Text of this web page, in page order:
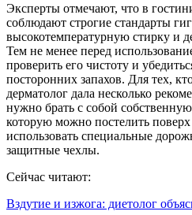
Эксперты отмечают, что в
соблюдают строгие стандарты
высокотемпературную стирку и
Тем не менее перед
проверить его чистоту и
посторонних запахов. Для тех,
дерматолог дала несколько
нужно брать с собой
которую можно постелить
использовать специальные
защитные чехлы.
Сейчас читают:
Вздутие и изжога: диетолог